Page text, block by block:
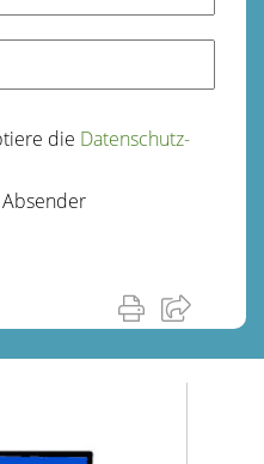
die Datenschutz­